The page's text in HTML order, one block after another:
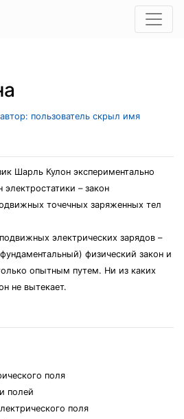
пользователь скрыл имя
Шарль Кулон экспериментально
электростатики – закон
точечных заряженных тел
электрических зарядов –
физический закон и
опытным путем. Ни из каких
не вытекает.
поля
полей
поля